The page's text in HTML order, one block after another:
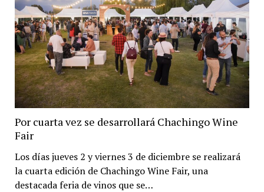
Por cuarta vez se desarrollará Chachingo Wine
Fair
Los días jueves 2 y viernes 3 de diciembre se realizará
la cuarta edición de Chachingo Wine Fair, una
destacada feria de vinos que se…